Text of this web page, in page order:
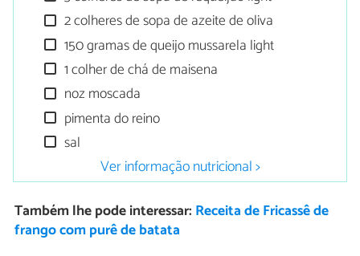
2 colheres de sopa de azeite de oliva
150 gramas de queijo mussarela light
1 colher de chá de maisena
noz moscada
pimenta do reino
sal
Ver informação nutricional >
Também lhe pode interessar: Receita de Fricassê de
frango com purê de batata